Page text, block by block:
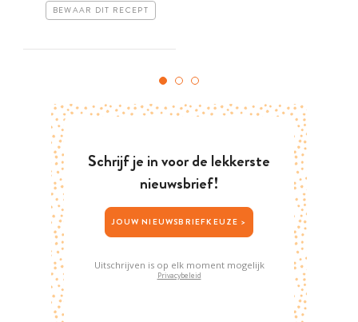
BEWAAR DIT RECEPT
Schrijf je in voor de lekkerste
nieuwsbrief!
JOUW NIEUWSBRIEFKEUZE >
Uitschrijven is op elk moment mogelijk
Privacybeleid